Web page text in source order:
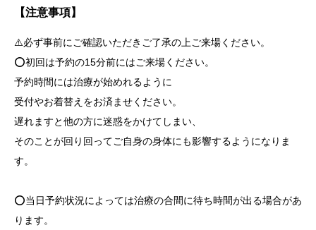
【注意事項】
⚠️必ず事前にご確認いただきご了承の上ご来場ください。
⭕️初回は予約の15分前にはご来場ください。
予約時間には治療が始めれるように
受付やお着替えをお済ませください。
遅れますと他の方に迷惑をかけてしまい、
そのことが回り回ってご自身の身体にも影響するようになりま
す。
⭕️当日予約状況によっては治療の合間に待ち時間が出る場合があ
ります。